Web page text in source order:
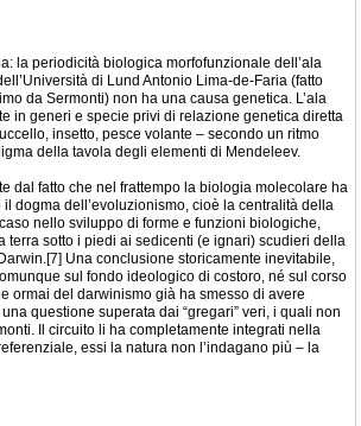
la periodicità biologica morfofunzionale dell’ala
di Lund Antonio Lima-de-Faria (fatto
da Sermonti) non ha una causa genetica. L’ala
in generi e specie privi di relazione genetica diretta
insetto, pesce volante – secondo un ritmo
della tavola degli elementi di Mendeleev.
dal fatto che nel frattempo la biologia molecolare ha
dogma dell’evoluzionismo, cioè la centralità della
nello sviluppo di forme e funzioni biologiche,
terra sotto i piedi ai sedicenti (e ignari) scudieri della
Una conclusione storicamente inevitabile,
sul fondo ideologico di costoro, né sul corso
ormai del darwinismo già ha smesso di avere
questione superata dai “gregari” veri, i quali non
Il circuito li ha completamente integrati nella
essi la natura non l’indagano più – la